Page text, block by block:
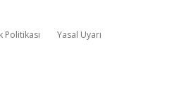
Politikası Yasal Uyarı